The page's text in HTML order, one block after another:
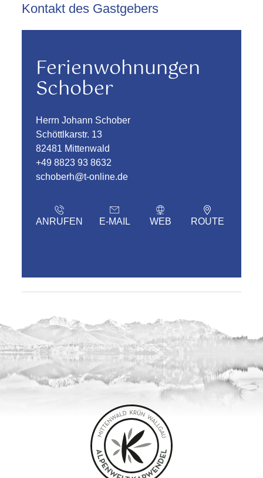
Kontakt des Gastgebers
Ferienwohnungen
Schober
Herrn Johann Schober
Schöttlkarstr. 13
82481 Mittenwald
+49 8823 93 8632
schoberh@t-online.de
ANRUFEN E-MAIL WEB ROUTE